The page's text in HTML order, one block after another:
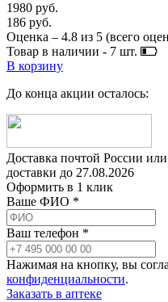
1980 руб.
186 руб.
Оценка – 4.8 из 5 (всего
Товар в наличии - 7 шт.
В корзину
До конца акции осталось:
Доставка почтой России
доставки до 27.08.2026
Оформить в 1 клик
Ваше ФИО *
Ваш телефон *
Нажимая на кнопку, вы
конфиденциальности.
Заказать в аптеке